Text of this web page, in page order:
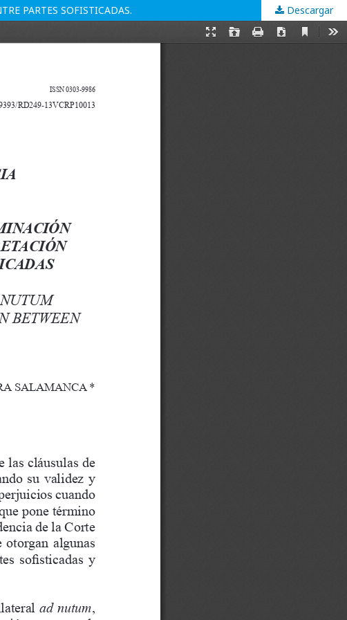
PARTES SOFISTICADAS. Descargar